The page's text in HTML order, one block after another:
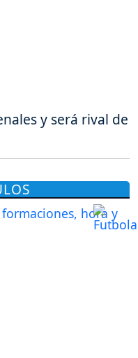
y será rival de